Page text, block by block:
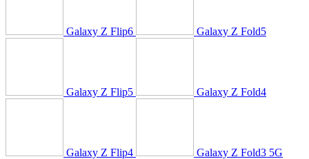
Galaxy Z Flip6 Galaxy Z Fold5
Galaxy Z Flip5 Galaxy Z Fold4
Galaxy Z Flip4 Galaxy Z Fold3 5G